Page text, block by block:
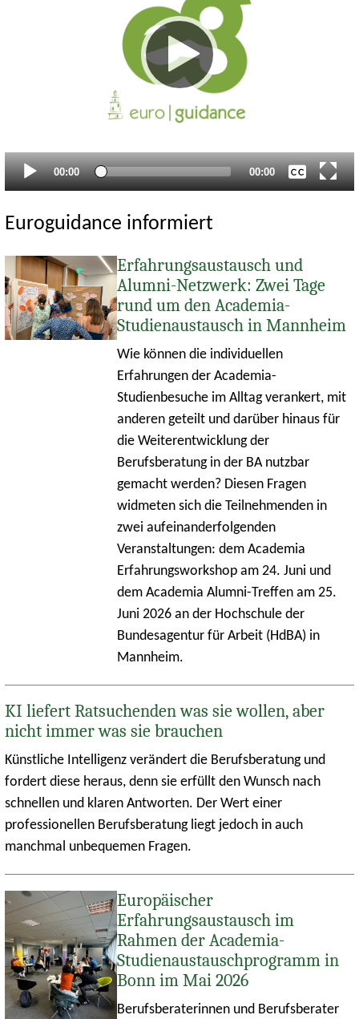
Aktueller
Zeitpunkt
00:00 Gesamtlaufzeit
00:00
Euroguidance informiert
Erfahrungsaustausch und
Alumni-Netzwerk: Zwei Tage
rund um den Academia-
Studienaustausch in Mannheim
Wie können die individuellen
Erfahrungen der Academia-
Studienbesuche im Alltag verankert, mit
anderen geteilt und darüber hinaus für
die Weiterentwicklung der
Berufsberatung in der BA nutzbar
gemacht werden? Diesen Fragen
widmeten sich die Teilnehmenden in
zwei aufeinanderfolgenden
Veranstaltungen: dem Academia
Erfahrungsworkshop am 24. Juni und
dem Academia Alumni-Treffen am 25.
Juni 2026 an der Hochschule der
Bundesagentur für Arbeit (HdBA) in
Mannheim.
KI liefert Ratsuchenden was sie wollen, aber
nicht immer was sie brauchen
Künstliche Intelligenz verändert die Berufsberatung und
fordert diese heraus, denn sie erfüllt den Wunsch nach
schnellen und klaren Antworten. Der Wert einer
professionellen Berufsberatung liegt jedoch in auch
manchmal unbequemen Fragen.
Europäischer
Erfahrungsaustausch im
Rahmen der Academia-
Studienaustauschprogramm in
Bonn im Mai 2026
Berufsberaterinnen und Berufsberater